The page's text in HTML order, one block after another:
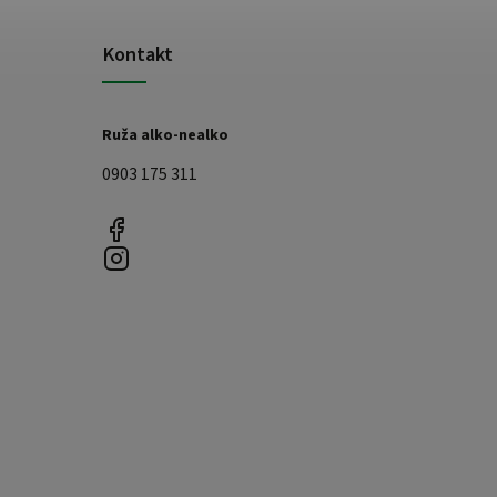
Kontakt
Ruža alko-nealko
0903 175 311